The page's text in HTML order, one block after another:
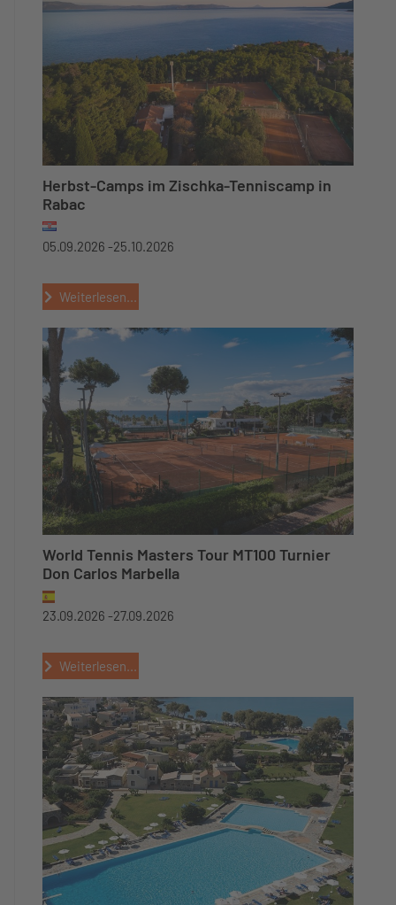
Herbst-Camps im Zischka-Tenniscamp in
Rabac
05.09.2026 -25.10.2026
Weiterlesen...
World Tennis Masters Tour MT100 Turnier
Don Carlos Marbella
23.09.2026 -27.09.2026
Weiterlesen...